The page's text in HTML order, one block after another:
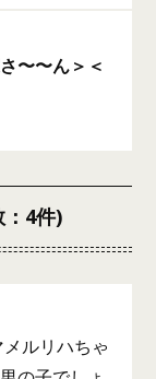
〜〜ん＞＜
4件)
ルリハちゃ